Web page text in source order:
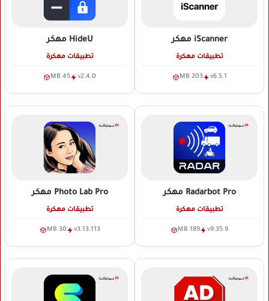
iScanner مهكر
تطبيقات مهكرة
v6.5.1
203 MB
HideU مهكر
تطبيقات مهكرة
v2.4.0
45 MB
Radarbot Pro مهكر
تطبيقات مهكرة
v9.35.9
189 MB
Photo Lab Pro مهكر
تطبيقات مهكرة
v3.13.113
30 MB